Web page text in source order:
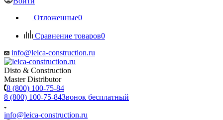
Отложенные0
Сравнение товаров0
info@leica-construction.ru
Disto & Construction
Master Distributor
8 (800) 100-75-84
8 (800) 100-75-84Звонок бесплатный
info@leica-construction.ru